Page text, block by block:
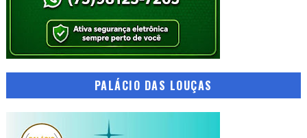
PALÁCIO DAS LOUÇAS